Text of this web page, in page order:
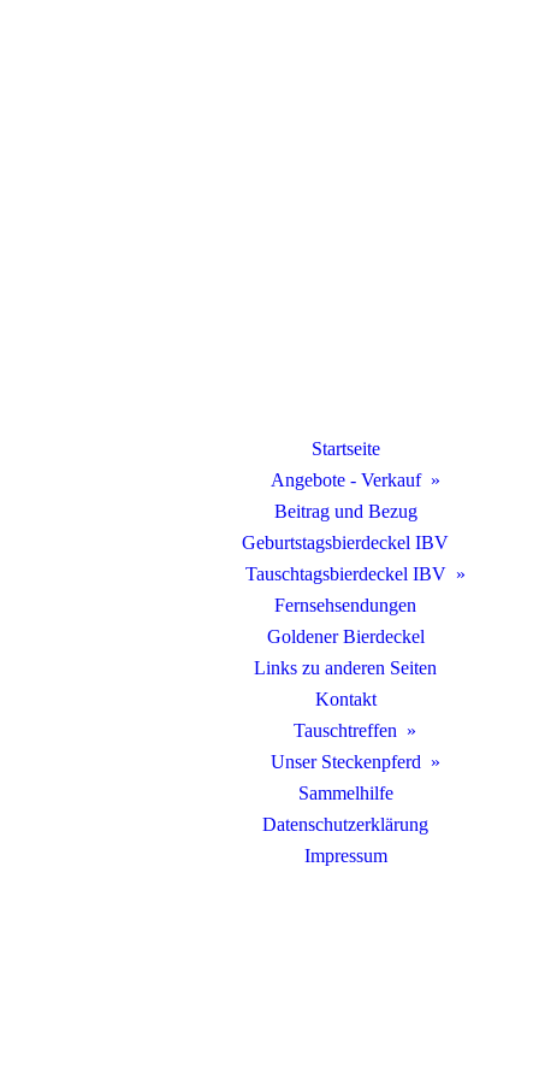
Startseite
Angebote - Verkauf
Beitrag und Bezug
Geburtstagsbierdeckel IBV
Tauschtagsbierdeckel IBV
Fernsehsendungen
Goldener Bierdeckel
Links zu anderen Seiten
Kontakt
Tauschtreffen
Unser Steckenpferd
Sammelhilfe
Datenschutzerklärung
Impressum